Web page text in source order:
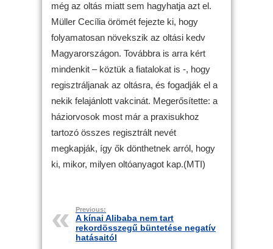
még az oltás miatt sem hagyhatja azt el.
Müller Cecília örömét fejezte ki, hogy
folyamatosan növekszik az oltási kedv
Magyarországon. Továbbra is arra kért
mindenkit – köztük a fiatalokat is -, hogy
regisztráljanak az oltásra, és fogadják el a
nekik felajánlott vakcinát. Megerősítette: a
háziorvosok most már a praxisukhoz
tartozó összes regisztrált nevét
megkapják, így ők dönthetnek arról, hogy
ki, mikor, milyen oltóanyagot kap.(MTI)
Previous:
A kínai Alibaba nem tart
rekordösszegű büntetése negatív
hatásaitól